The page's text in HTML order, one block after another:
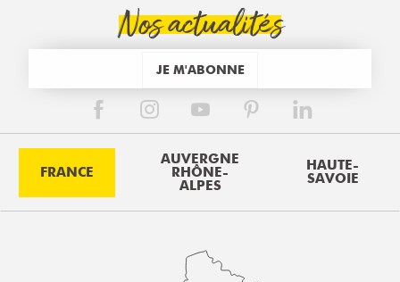
Nos actualités
JE M'ABONNE
FRANCE
AUVERGNE
RHÔNE-
ALPES
HAUTE-
SAVOIE